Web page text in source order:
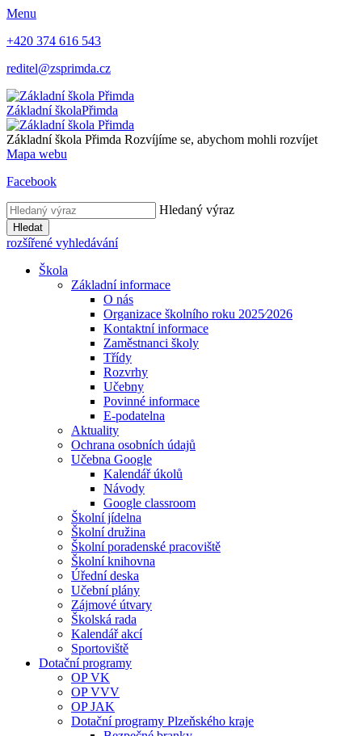
Menu
+420 374 616 543
reditel@zsprimda.cz
Základní školaPřimda
Základní škola Přimda Rozvíjíme se, abychom mohli rozvíjet
Mapa webu
Facebook
Hledaný výraz
Hledat
rozšířené vyhledávání
Škola
Základní informace
O nás
Organizace školního roku 2025⁄2026
Kontaktní informace
Zaměstnanci školy
Třídy
Rozvrhy
Učebny
Povinné informace
E-podatelna
Aktuality
Ochrana osobních údajů
Učebna Google
Kalendář úkolů
Návody
Google classroom
Školní jídelna
Školní družina
Školní poradenské pracoviště
Školní knihovna
Úřední deska
Učební plány
Zájmové útvary
Školská rada
Kalendář akcí
Sportoviště
Dotační programy
OP VK
OP VVV
OP JAK
Dotační programy Plzeňského kraje